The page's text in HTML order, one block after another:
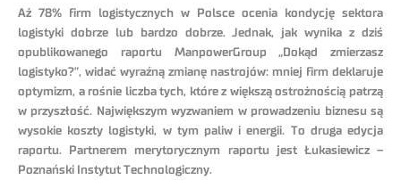
Aż 78% firm logistycznych w Polsce ocenia kondycję sektora
logistyki dobrze lub bardzo dobrze. Jednak, jak wynika z dziś
opublikowanego raportu ManpowerGroup „Dokąd zmierzasz
logistyko?”, widać wyraźną zmianę nastrojów: mniej firm deklaruje
optymizm, a rośnie liczba tych, które z większą ostrożnością patrzą
w przyszłość. Największym wyzwaniem w prowadzeniu biznesu są
wysokie koszty logistyki, w tym paliw i energii. To druga edycja
raportu. Partnerem merytorycznym raportu jest Łukasiewicz –
Poznański Instytut Technologiczny.